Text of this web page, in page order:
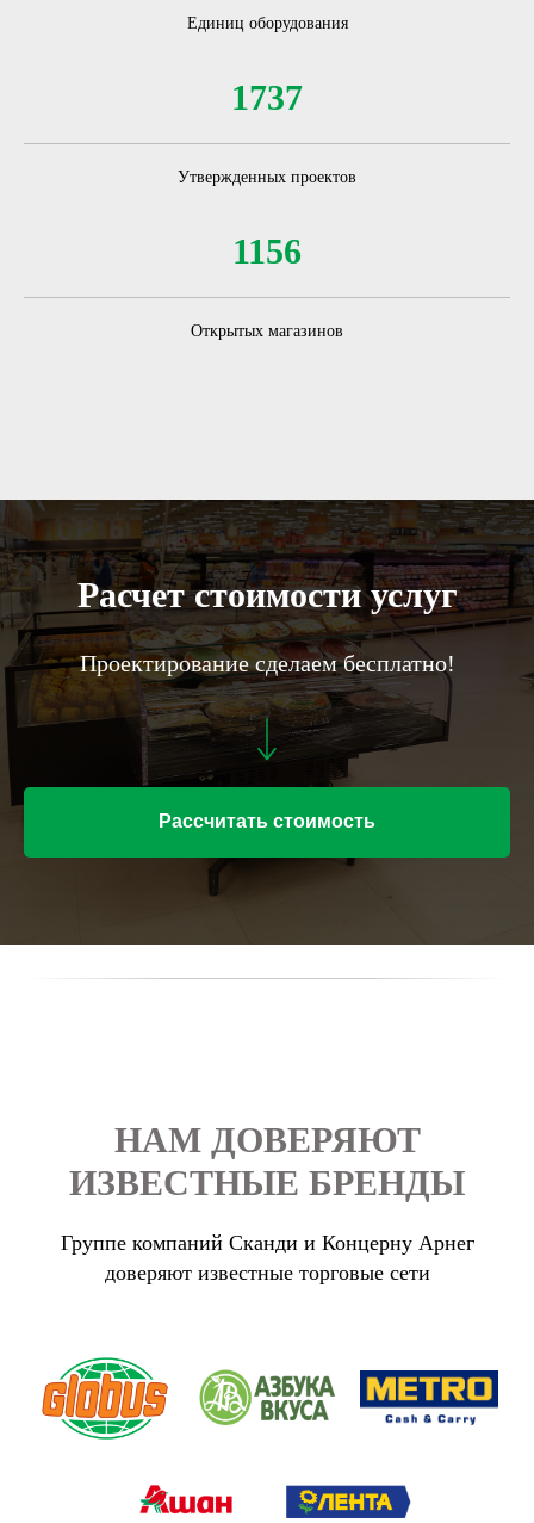
Единиц оборудования
1737
Утвержденных проектов
1156
Открытых магазинов
Расчет стоимости услуг
Проектирование сделаем бесплатно!
Рассчитать стоимость
НАМ ДОВЕРЯЮТ
ИЗВЕСТНЫЕ БРЕНДЫ
Группе компаний Сканди и Концерну Арнег
доверяют известные торговые сети